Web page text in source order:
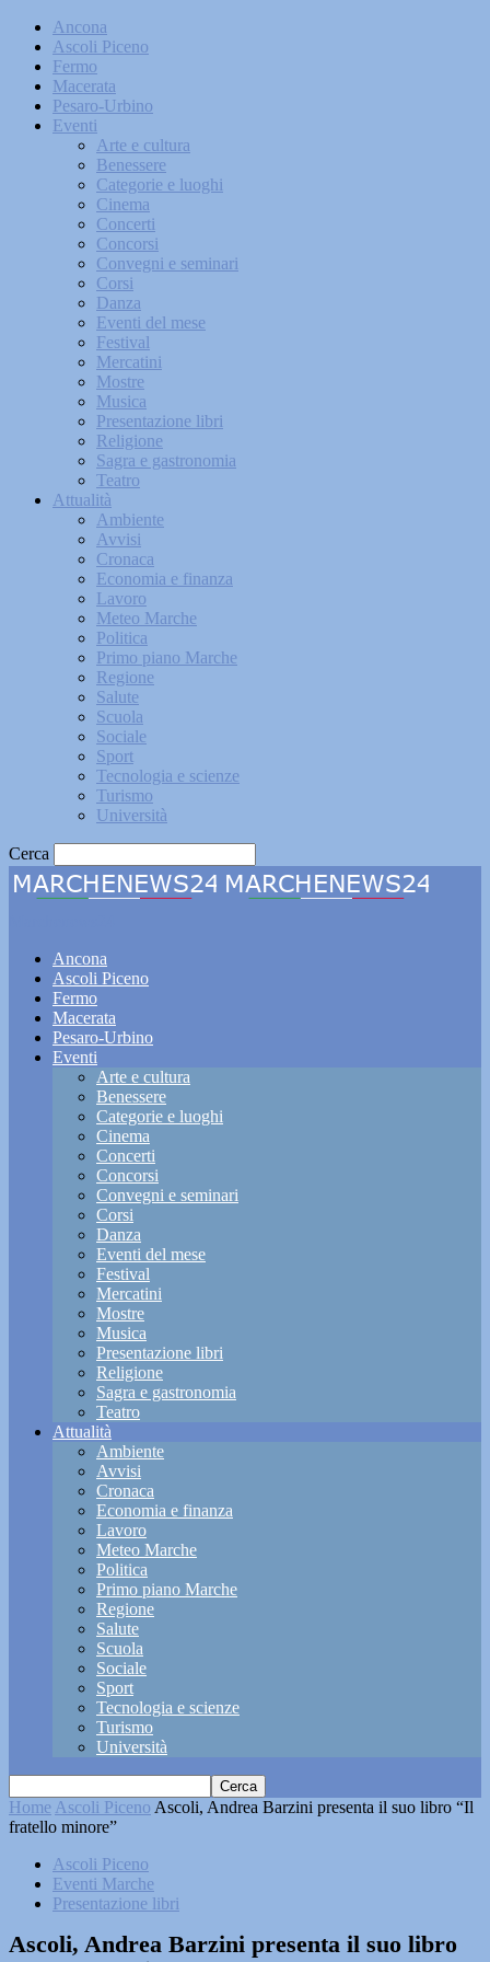
Ancona
Ascoli Piceno
Fermo
Macerata
Pesaro-Urbino
Eventi
Arte e cultura
Benessere
Categorie e luoghi
Cinema
Concerti
Concorsi
Convegni e seminari
Corsi
Danza
Eventi del mese
Festival
Mercatini
Mostre
Musica
Presentazione libri
Religione
Sagra e gastronomia
Teatro
Attualità
Ambiente
Avvisi
Cronaca
Economia e finanza
Lavoro
Meteo Marche
Politica
Primo piano Marche
Regione
Salute
Scuola
Sociale
Sport
Tecnologia e scienze
Turismo
Università
Cerca
Ancona
Ascoli Piceno
Fermo
Macerata
Pesaro-Urbino
Eventi
Arte e cultura
Benessere
Categorie e luoghi
Cinema
Concerti
Concorsi
Convegni e seminari
Corsi
Danza
Eventi del mese
Festival
Mercatini
Mostre
Musica
Presentazione libri
Religione
Sagra e gastronomia
Teatro
Attualità
Ambiente
Avvisi
Cronaca
Economia e finanza
Lavoro
Meteo Marche
Politica
Primo piano Marche
Regione
Salute
Scuola
Sociale
Sport
Tecnologia e scienze
Turismo
Università
Home Ascoli Piceno Ascoli, Andrea Barzini presenta il suo libro “Il
fratello minore”
Ascoli Piceno
Eventi Marche
Presentazione libri
Ascoli, Andrea Barzini presenta il suo libro